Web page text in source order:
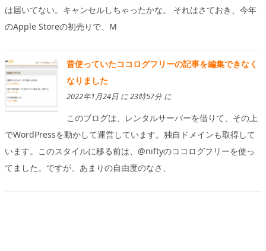
は届いてない。キャンセルしちゃったかな。 それはさておき、今年
のApple Storeの初売りで、M
昔使っていたココログフリーの記事を編集できなく
なりました
2022年1月24日 に 23時57分 に
このブログは、レンタルサーバーを借りて、その上
でWordPressを動かして運営しています。独自ドメインも取得して
います。このスタイルに移る前は、@niftyのココログフリーを使っ
てました。ですが、あまりの自由度のなさ、